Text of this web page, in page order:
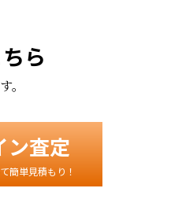
ら
。
ン査定
簡単見積もり！